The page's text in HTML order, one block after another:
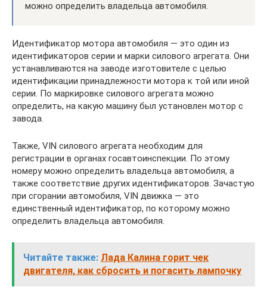
можно определить владельца автомобиля.
Идентификатор мотора автомобиля — это один из
идентификаторов серии и марки силового агрегата. Они
устанавливаются на заводе изготовителе с целью
идентификации принадлежности мотора к той или иной
серии. По маркировке силового агрегата можно
определить, на какую машину был установлен мотор с
завода.
Также, VIN силового агрегата необходим для
регистрации в органах госавтоинспекции. По этому
номеру можно определить владельца автомобиля, а
также соответствие других идентификаторов. Зачастую
при сгорании автомобиля, VIN движка — это
единственный идентификатор, по которому можно
определить владельца автомобиля.
Читайте также: Лада Калина горит чек
двигателя, как сбросить и погасить лампочку